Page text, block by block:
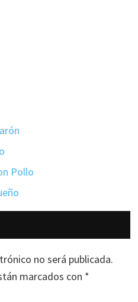
Pollo
no será publicada.
marcados con *